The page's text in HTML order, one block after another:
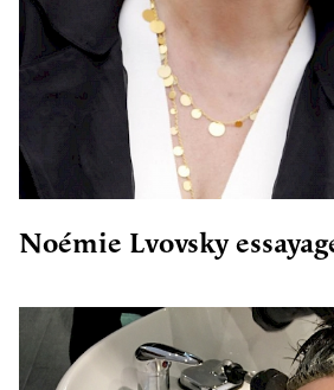
Noémie Lvovsky